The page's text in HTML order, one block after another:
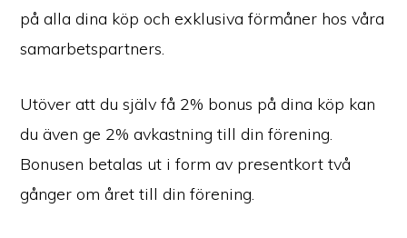
på alla dina köp och exklusiva förmåner hos våra
samarbetspartners.
Utöver att du själv få 2% bonus på dina köp kan
du även ge 2% avkastning till din förening.
Bonusen betalas ut i form av presentkort två
gånger om året till din förening.